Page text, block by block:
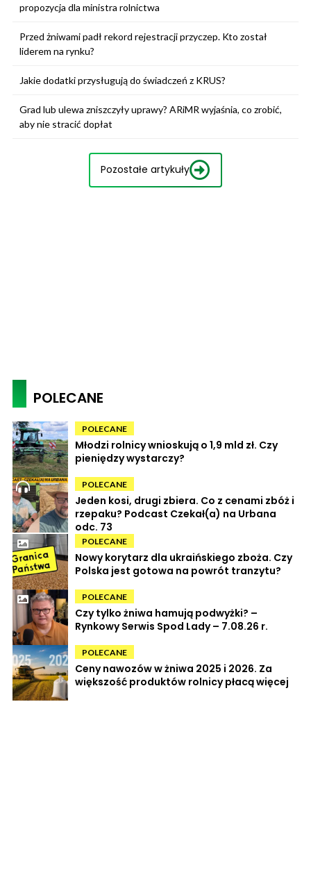
propozycja dla ministra rolnictwa
Przed żniwami padł rekord rejestracji przyczep. Kto został
liderem na rynku?
Jakie dodatki przysługują do świadczeń z KRUS?
Grad lub ulewa zniszczyły uprawy? ARiMR wyjaśnia, co zrobić,
aby nie stracić dopłat
Pozostałe artykuły
POLECANE
POLECANE
Młodzi rolnicy wnioskują o 1,9 mld zł. Czy
pieniędzy wystarczy?
POLECANE
Jeden kosi, drugi zbiera. Co z cenami zbóż i
rzepaku? Podcast Czekał(a) na Urbana
odc. 73
POLECANE
Nowy korytarz dla ukraińskiego zboża. Czy
Polska jest gotowa na powrót tranzytu?
POLECANE
Czy tylko żniwa hamują podwyżki? –
Rynkowy Serwis Spod Lady – 7.08.26 r.
POLECANE
Ceny nawozów w żniwa 2025 i 2026. Za
większość produktów rolnicy płacą więcej